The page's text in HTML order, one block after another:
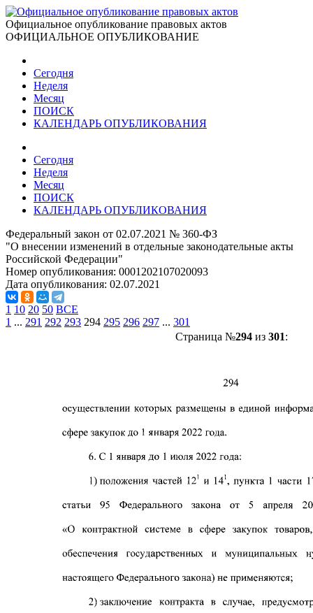
Официальное опубликование правовых актов
ОФИЦИАЛЬНОЕ ОПУБЛИКОВАНИЕ
Сегодня
Неделя
Месяц
ПОИСК
КАЛЕНДАРЬ ОПУБЛИКОВАНИЯ
Сегодня
Неделя
Месяц
ПОИСК
КАЛЕНДАРЬ ОПУБЛИКОВАНИЯ
Федеральный закон от 02.07.2021 № 360-ФЗ
"О внесении изменений в отдельные законодательные акты
Российской Федерации"
Номер опубликования: 0001202107020093
Дата опубликования: 02.07.2021
1 10 20 50 ВСЕ
1 ... 291 292 293 294 295 296 297 ... 301
Страница №294из 301: